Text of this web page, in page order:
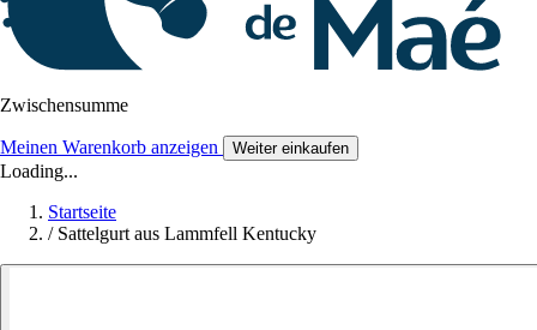
Zwischensumme
Meinen Warenkorb anzeigen Weiter einkaufen
Loading...
Startseite
/ Sattelgurt aus Lammfell Kentucky